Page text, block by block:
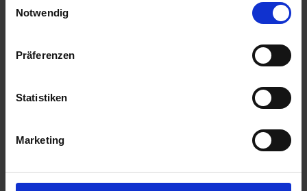
Notwendig
Präferenzen
Statistiken
Marketing